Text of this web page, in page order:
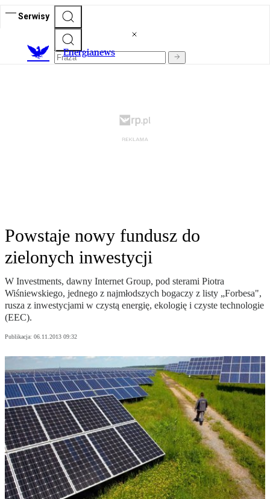
Serwisy
Energianews
Powstaje nowy fundusz do
zielonych inwestycji
W Investments, dawny Internet Group, pod sterami Piotra
Wiśniewskiego, jednego z najmłodszych bogaczy z listy „Forbesa",
rusza z inwestycjami w czystą energię, ekologię i czyste technologie
(EEC).
Publikacja: 06.11.2013 09:32